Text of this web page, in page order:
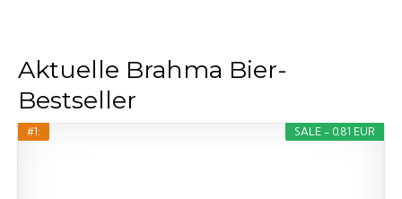
Aktuelle Brahma Bier-
Bestseller
SALE - 0,81 EUR
#1: